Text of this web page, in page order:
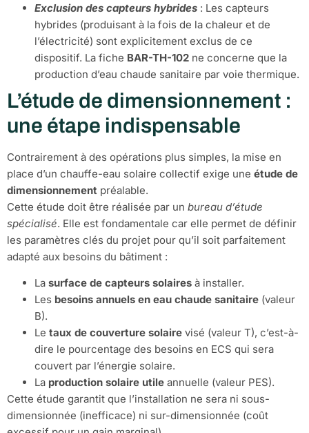
Exclusion des capteurs hybrides : Les capteurs
hybrides (produisant à la fois de la chaleur et de
l’électricité) sont explicitement exclus de ce
dispositif. La fiche BAR-TH-102 ne concerne que la
production d’eau chaude sanitaire par voie thermique.
L’étude de dimensionnement :
une étape indispensable
Contrairement à des opérations plus simples, la mise en
place d’un chauffe-eau solaire collectif exige une étude de
dimensionnement préalable.
Cette étude doit être réalisée par un bureau d’étude
spécialisé. Elle est fondamentale car elle permet de définir
les paramètres clés du projet pour qu’il soit parfaitement
adapté aux besoins du bâtiment :
La surface de capteurs solaires à installer.
Les besoins annuels en eau chaude sanitaire (valeur
B).
Le taux de couverture solaire visé (valeur T), c’est-à-
dire le pourcentage des besoins en ECS qui sera
couvert par l’énergie solaire.
La production solaire utile annuelle (valeur PES).
Cette étude garantit que l’installation ne sera ni sous-
dimensionnée (inefficace) ni sur-dimensionnée (coût